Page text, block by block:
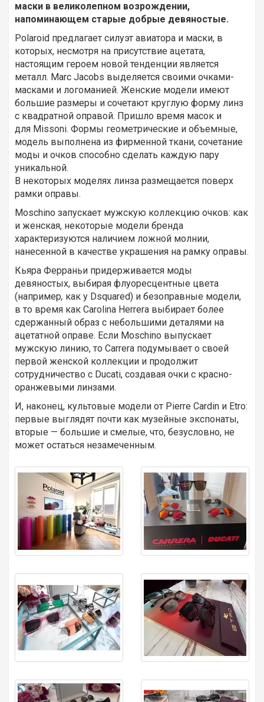
маски в великолепном возрождении,
напоминающем старые добрые девяностые.
Polaroid предлагает силуэт авиатора и маски, в
которых, несмотря на присутствие ацетата,
настоящим героем новой тенденции является
металл. Marc Jacobs выделяется своими очками-
масками и логоманией. Женские модели имеют
большие размеры и сочетают круглую форму линз
с квадратной оправой. Пришло время масок и
для Missoni. Формы геометрические и объемные,
модель выполнена из фирменной ткани, сочетание
моды и очков способно сделать каждую пару
уникальной.
В некоторых моделях линза размещается поверх
рамки оправы.
Moschino запускает мужскую коллекцию очков: как
и женская, некоторые модели бренда
характеризуются наличием ложной молнии,
нанесенной в качестве украшения на рамку оправы.
Кьяра Ферраньи придерживается моды
девяностых, выбирая флуоресцентные цвета
(например, как у Dsquared) и безоправные модели,
в то время как Carolina Herrera выбирает более
сдержанный образ с небольшими деталями на
ацетатной оправе. Если Moschino выпускает
мужскую линию, то Carrera подумывает о своей
первой женской коллекции и продолжит
сотрудничество с Ducati, создавая очки с красно-
оранжевыми линзами.
И, наконец, культовые модели от Pierre Cardin и Etro:
первые выглядят почти как музейные экспонаты,
вторые — большие и смелые, что, безусловно, не
может остаться незамеченным.